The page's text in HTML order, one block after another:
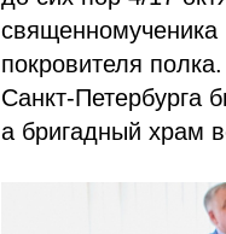
священномученика
покровителя
Санкт-Петербурга
а бригадный храм